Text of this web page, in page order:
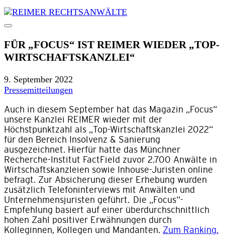
FÜR „FOCUS“ IST REIMER WIEDER „TOP-
WIRTSCHAFTSKANZLEI“
9. September 2022
Pressemitteilungen
Auch in diesem September hat das Magazin „Focus“
unsere Kanzlei REIMER wieder mit der
Höchstpunktzahl als „Top-Wirtschaftskanzlei 2022“
für den Bereich Insolvenz & Sanierung
ausgezeichnet. Hierfür hatte das Münchner
Recherche-Institut FactField zuvor 2.700 Anwälte in
Wirtschaftskanzleien sowie Inhouse-Juristen online
befragt. Zur Absicherung dieser Erhebung wurden
zusätzlich Telefoninterviews mit Anwälten und
Unternehmensjuristen geführt. Die „Focus“-
Empfehlung basiert auf einer überdurchschnittlich
hohen Zahl positiver Erwähnungen durch
Kolleginnen, Kollegen und Mandanten. Zum Ranking.